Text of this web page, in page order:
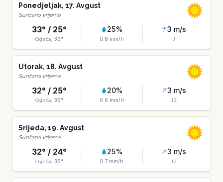
Ponedjeljak, 17. Avgust
Sunčano vrijeme
33° / 25°
Osjećaj 36°
25%
0.8 mm/h
3 m/s
J
Utorak, 18. Avgust
Sunčano vrijeme
32° / 25°
Osjećaj 36°
20%
0.6 mm/h
3 m/s
JZ
Srijeda, 19. Avgust
Sunčano vrijeme
32° / 24°
Osjećaj 35°
25%
0.7 mm/h
3 m/s
JZ